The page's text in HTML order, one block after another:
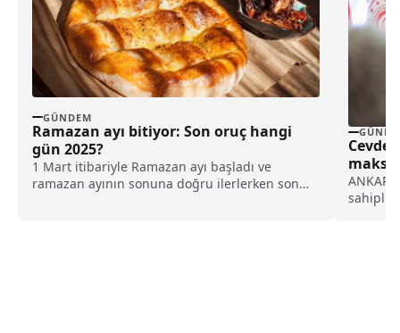
GÜNDEM
Ramazan ayı bitiyor: Son oruç hangi
gün 2025?
1 Mart itibariyle Ramazan ayı başladı ve
ramazan ayının sonuna doğru ilerlerken son